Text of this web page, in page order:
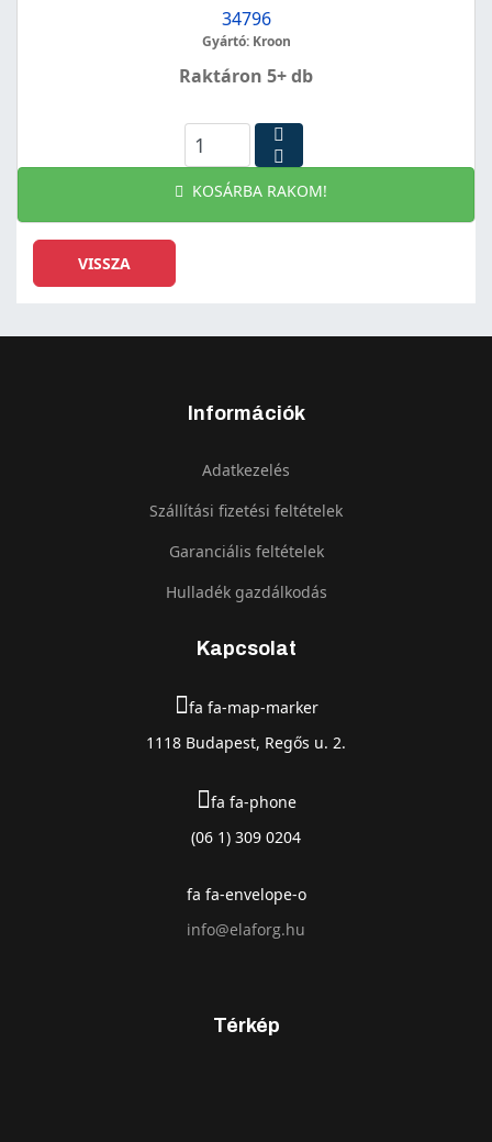
34796
Gyártó: Kroon
Raktáron 5+ db
KOSÁRBA RAKOM!
Információk
Adatkezelés
Szállítási fizetési feltételek
Garanciális feltételek
Hulladék gazdálkodás
Kapcsolat
fa fa-map-marker
1118 Budapest, Regős u. 2.
fa fa-phone
(06 1) 309 0204
fa fa-envelope-o
info@elaforg.hu
Térkép